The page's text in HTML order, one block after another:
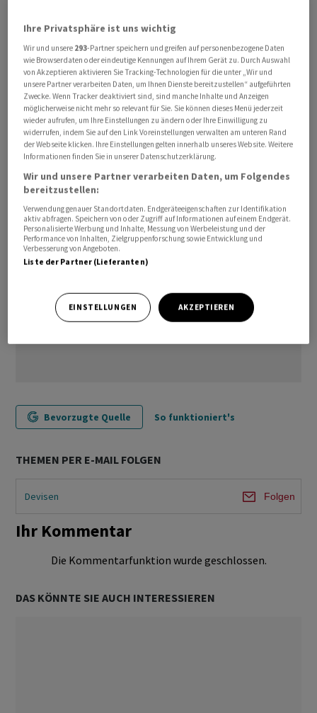
Stärke gewonnen. Der «Greenback» geht derzeit zu
0,9104 Franken um nach Kursen von um die 0,9160
Franken im frühen Geschäft. Der Euro kostet aktuell
0,9768 Franken nachdem der Kurs am Morgen noch über
der Schwelle onv 0,98 lag.
/ck/he/mk
(AWP)
Bevorzugte Quelle So funktioniert's
THEMEN PER E-MAIL FOLGEN
Devisen Folgen
Ihr Kommentar
Die Kommentarfunktion wurde geschlossen.
DAS KÖNNTE SIE AUCH INTERESSIEREN
Ihre Privatsphäre ist uns wichtig
Wir und unsere 293-Partner speichern und greifen auf personenbezogene Daten
wie Browserdaten oder eindeutige Kennungen auf Ihrem Gerät zu. Durch Auswahl
von Akzeptieren aktivieren Sie Tracking-Technologien für die unter „Wir und
unsere Partner verarbeiten Daten, um Ihnen Dienste bereitzustellen“ aufgeführten
Zwecke. Wenn Tracker deaktiviert sind, sind manche Inhalte und Anzeigen
möglicherweise nicht mehr so relevant für Sie. Sie können dieses Menü jederzeit
wieder aufrufen, um Ihre Einstellungen zu ändern oder Ihre Einwilligung zu
widerrufen, indem Sie auf den Link Voreinstellungen verwalten am unteren Rand
der Webseite klicken. Ihre Einstellungen gelten innerhalb unseres Website. Weitere
Informationen finden Sie in unserer Datenschutzerklärung.
Wir und unsere Partner verarbeiten Daten, um Folgendes
bereitzustellen:
Verwendung genauer Standortdaten. Endgeräteeigenschaften zur Identifikation
aktiv abfragen. Speichern von oder Zugriff auf Informationen auf einem Endgerät.
Personalisierte Werbung und Inhalte, Messung von Werbeleistung und der
Performance von Inhalten, Zielgruppenforschung sowie Entwicklung und
Verbesserung von Angeboten.
Liste der Partner (Lieferanten)
EINSTELLUNGEN AKZEPTIEREN